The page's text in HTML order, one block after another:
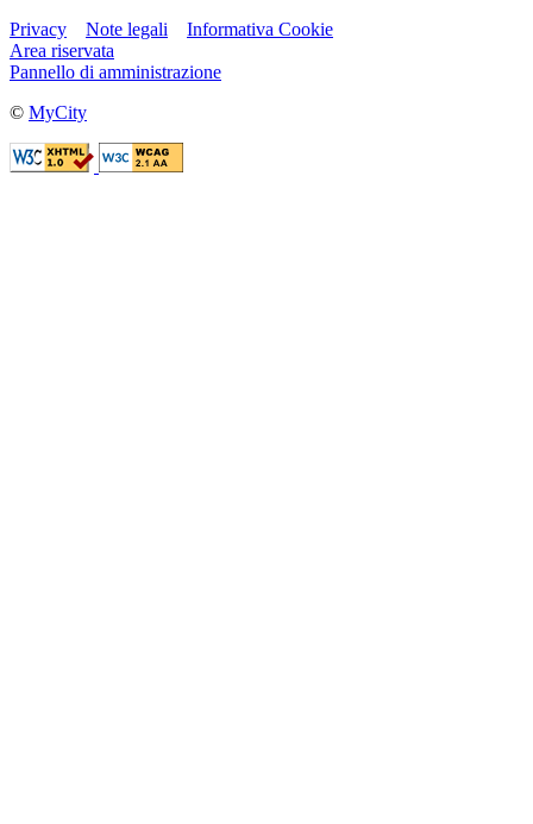
Privacy Note legali
Informativa Cookie
Area riservata
Pannello di amministrazione
© MyCity